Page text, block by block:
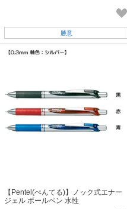
勝意
【Pentel(ぺんてる)】ノック式エナー
ジェル ボールペン 水性